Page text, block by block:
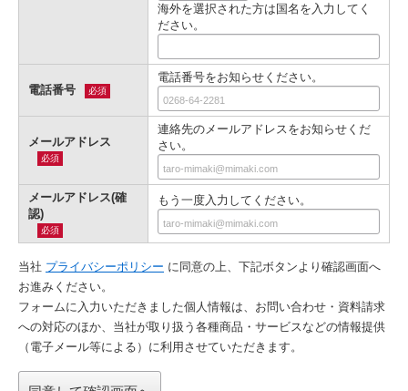
海外を選択された方は国名を入力してく
ださい。
電話番号 必須
電話番号をお知らせください。
メールアドレス
必須
連絡先のメールアドレスをお知らせくだ
さい。
メールアドレス(確
認)
必須
もう一度入力してください。
当社 プライバシーポリシー に同意の上、下記ボタンより確認画⾯へ
お進みください。
フォームに入力いただきました個人情報は、お問い合わせ・資料請求
への対応のほか、当社が取り扱う各種商品・サービスなどの情報提供
（電子メール等による）に利用させていただきます。